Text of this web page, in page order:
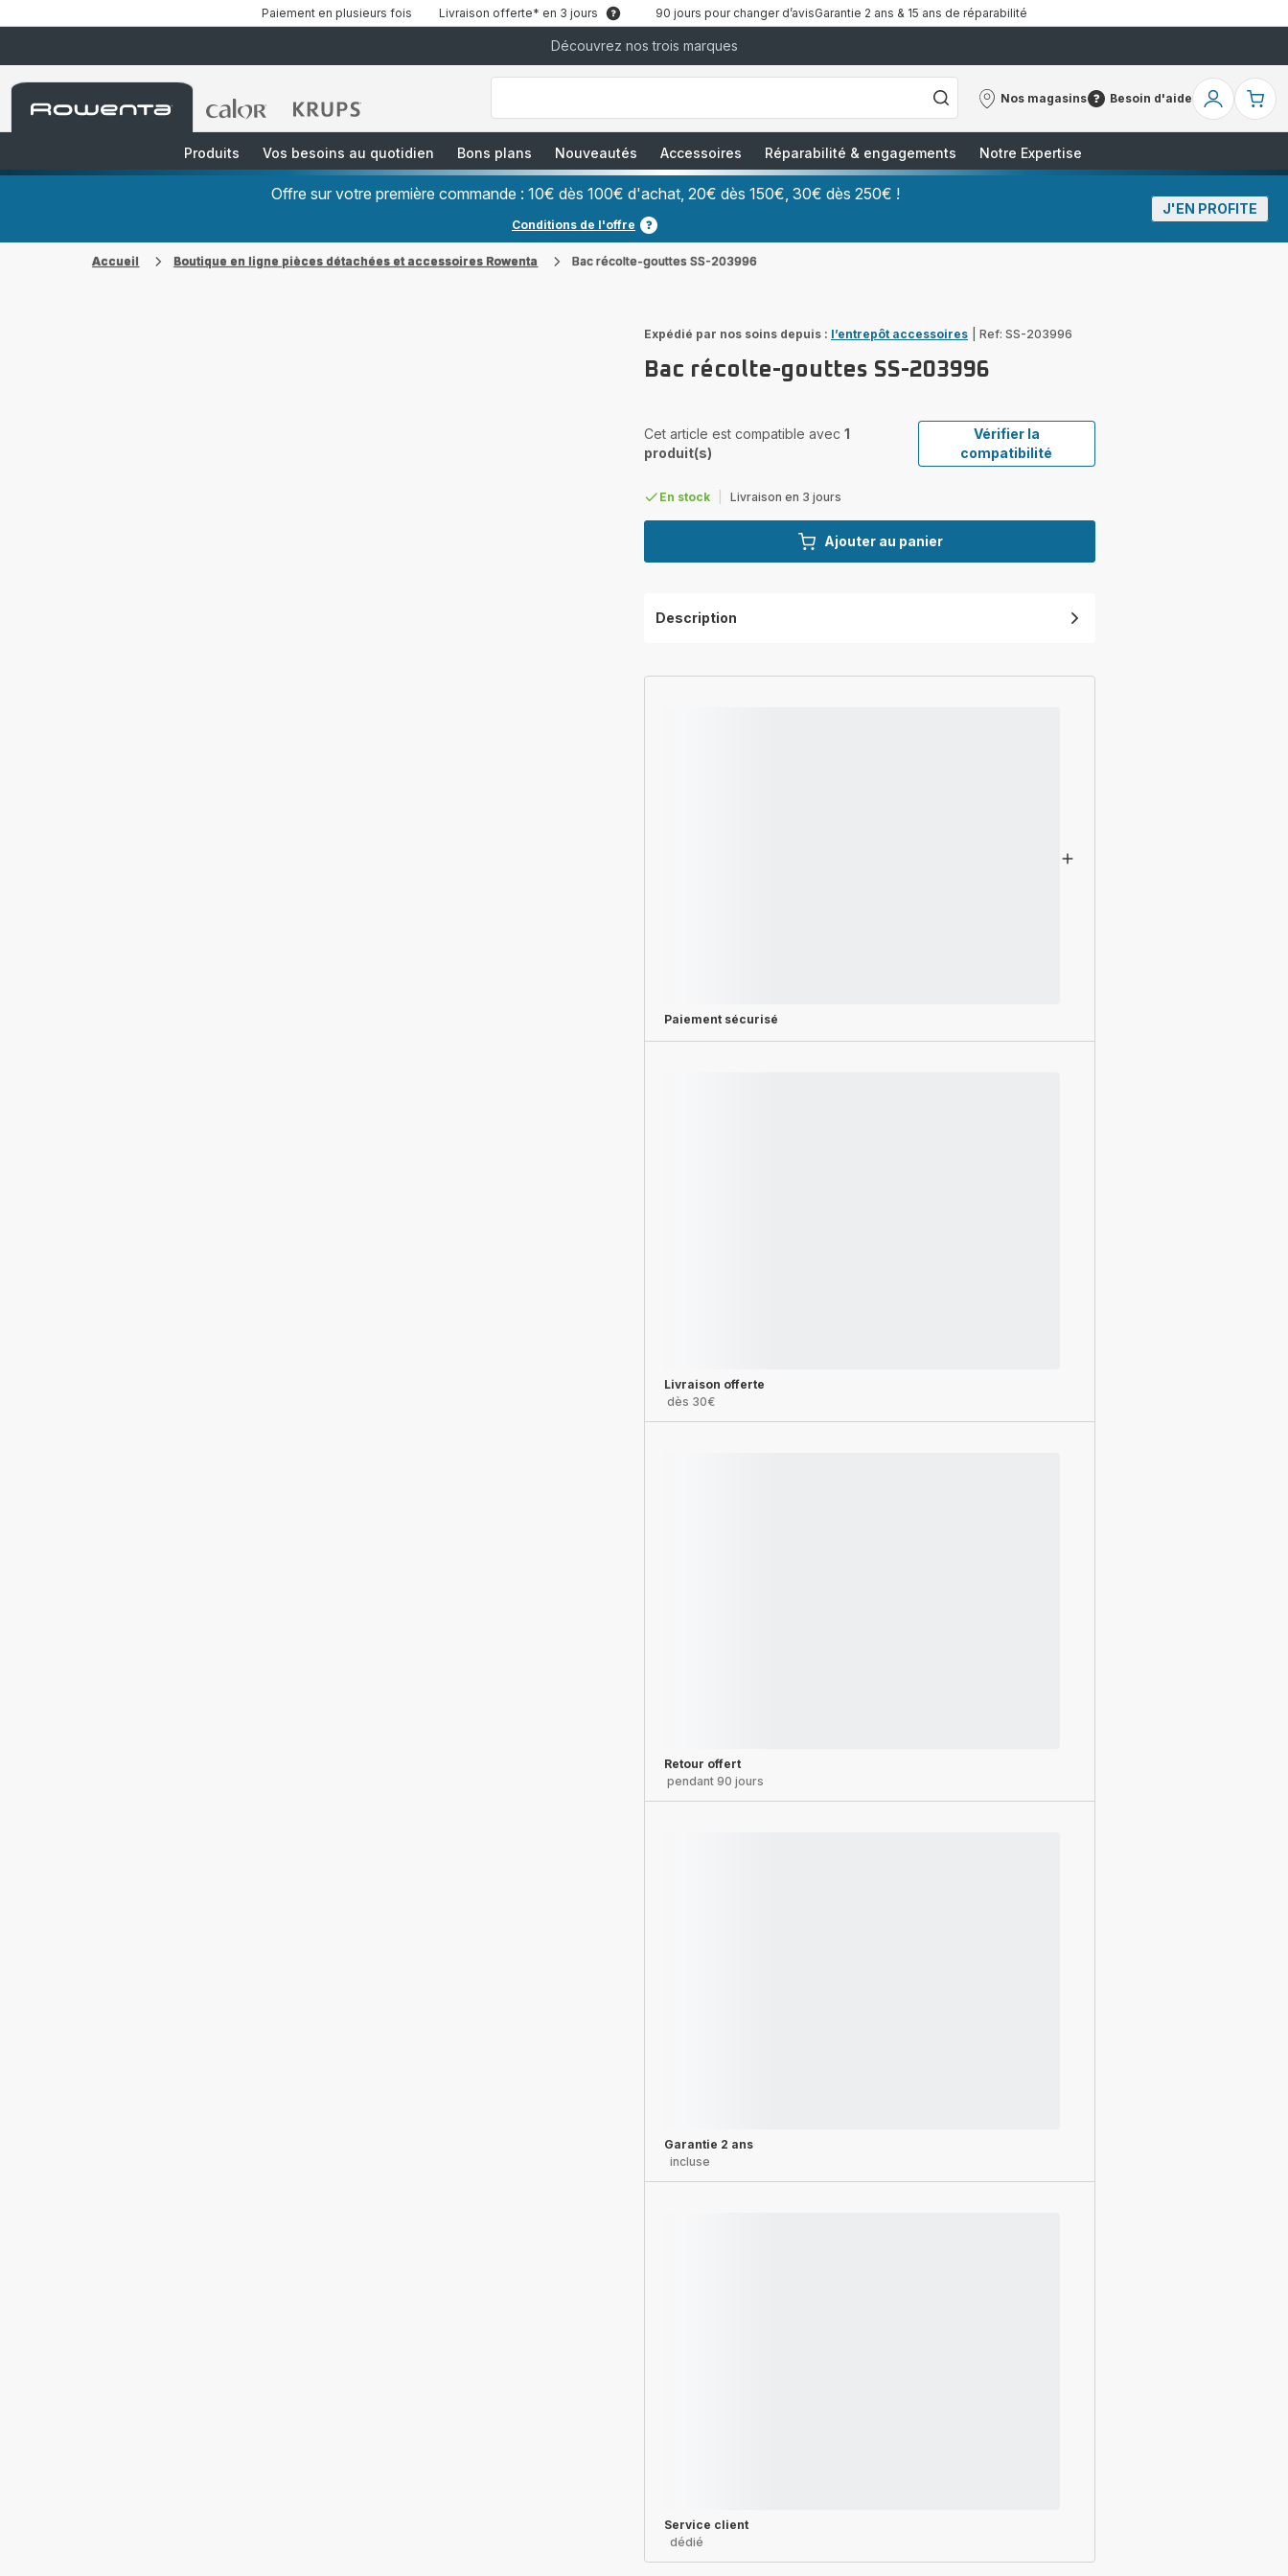
Paiement en plusieurs fois Livraison offerte* en 3 jours 90 jours pour changer d’avisGarantie 2 ans & 15 ans de réparabilité
Découvrez nos trois marques
Accueil
Rowenta
Accueil
Accueil
["Que
recherchez-
Café
Grains","Centrales
Vapeurs","Sèche
Nos magasins
Nos
Besoin d'aide
Besoin
Mon
Produits
Vos besoins au quotidien Bons plans Nouveautés Accessoires Réparabilité & engagements Notre Expertise
Offre sur votre première commande : 10€ dès 100€ d'achat, 20€ dès 150€, 30€ dès 250€ !
Conditions de l'offre
J'EN PROFITE
Accueil Boutique en ligne pièces détachées et accessoires Rowenta Bac récolte-gouttes SS-203996
Expédié par nos soins depuis : l’entrepôt accessoires Ref: SS-203996
Bac récolte-gouttes SS-203996
Cet article est compatible avec 1
produit(s)
Vérifier la
compatibilité
En stock Livraison en 3 jours
Ajouter au panier
Description
Paiement sécurisé
Livraison offerte
dès 30€
Retour offert
pendant 90 jours
Garantie 2 ans
incluse
Service client
dédié